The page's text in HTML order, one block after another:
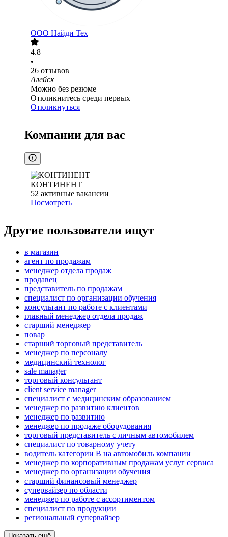
ООО Найди Тех
4.8
•
26 отзывов
Алейск
Можно без резюме
Откликнитесь среди первых
Откликнуться
Компании для вас
КОНТИНЕНТ
52 активные вакансии
Посмотреть
Другие пользователи ищут
в магазин
агент по продажам
менеджер отдела продаж
продавец
представитель по продажам
специалист по организации обучения
консультант по работе с клиентами
главный менеджер отдела продаж
старший менеджер
повар
старший торговый представитель
менеджер по персоналу
медицинский технолог
sale manager
торговый консультант
client service manager
специалист с медицинским образованием
менеджер по развитию клиентов
менеджер по развитию
менеджер по продаже оборудования
торговый представитель с личным автомобилем
специалист по товарному учету
водитель категории B на автомобиль компании
менеджер по корпоративным продажам услуг сервиса
менеджер по организации обучения
старший финансовый менеджер
супервайзер по области
менеджер по работе с ассортиментом
специалист по продукции
региональный супервайзер